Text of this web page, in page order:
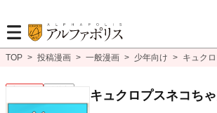
TOP > 投稿漫画 > 一般漫画 > 少年向け > キュク
キュクロプスネコち